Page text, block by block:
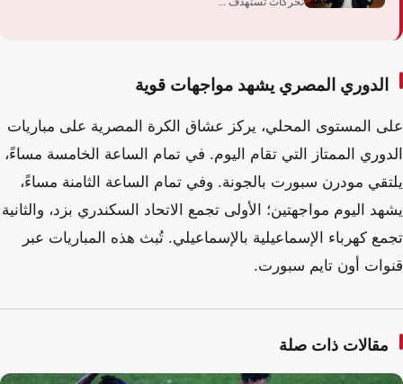
الدوري المصري يشهد مواجهات قوية
على المستوى المحلي، يركز عشاق الكرة المصرية على مباريات
الدوري الممتاز التي تقام اليوم. في تمام الساعة الخامسة مساءً،
يلتقي مودرن سبورت بالجونة. وفي تمام الساعة الثامنة مساءً،
يشهد اليوم مواجهتين؛ الأولى تجمع الاتحاد السكندري بزد، والثانية
تجمع كهرباء الإسماعيلية بالإسماعيلي. تُبث هذه المباريات عبر
قنوات أون تايم سبورت.
مقالات ذات صلة